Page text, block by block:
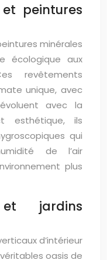
peintures
minérales
écologique aux
revêtements
unique, avec
avec la
esthétique, ils
qui
de l’air
plus
jardins
d’intérieur
oasis de